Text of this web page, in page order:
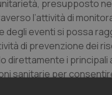
& impianti
& coagulazione
presupposto
l’attività di
degli eventi si possa
di prevenzione dei
direttamente i principali
sanitarie per